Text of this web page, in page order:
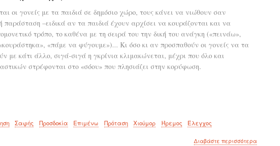
οι γονείς με τα παιδιά σε δημόσιο χώρο, τους κάνει να νιώθουν σαν
παράσταση –ειδικά αν τα παιδιά έχουν αρχίσει να κουράζονται και να
τρόπο, το καθένα με τη σειρά του την δική του ανάγκη («πεινάω»,
«πάμε να φύγουμε»)... Κι όσο κι αν προσπαθούν οι γονείς να τα
με κάτι άλλο, σιγά-σιγά η γκρίνια κλιμακώνεται, μέχρι που όλο και
στρέφονται στο «σόου» που πλησιάζει στην κορύφωση.
Σαφής Προσδοκία Επιμένω Πρόταση Χιούμορ Ήρεμος Έλεγχος
Διαβάστε περισσότεραγια